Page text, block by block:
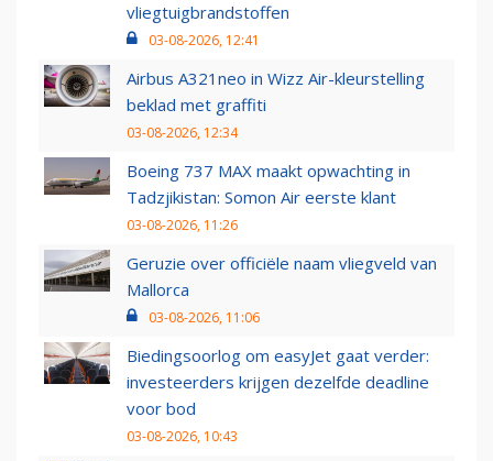
vliegtuigbrandstoffen
03-08-2026, 12:41
Airbus A321neo in Wizz Air-kleurstelling
beklad met graffiti
03-08-2026, 12:34
Boeing 737 MAX maakt opwachting in
Tadzjikistan: Somon Air eerste klant
03-08-2026, 11:26
Geruzie over officiële naam vliegveld van
Mallorca
03-08-2026, 11:06
Biedingsoorlog om easyJet gaat verder:
investeerders krijgen dezelfde deadline
voor bod
03-08-2026, 10:43